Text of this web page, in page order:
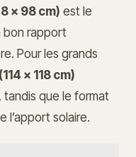
x 98 cm) est le
bon rapport
Pour les grands
x 118 cm)
que le format
l’apport solaire.